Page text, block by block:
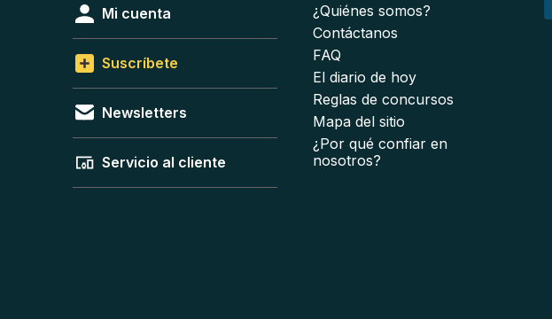
Mi cuenta
Suscríbete
Newsletters
Servicio al cliente
¿Quiénes somos?
Contáctanos
FAQ
El diario de hoy
Reglas de concursos
Mapa del sitio
¿Por qué confiar en
nosotros?